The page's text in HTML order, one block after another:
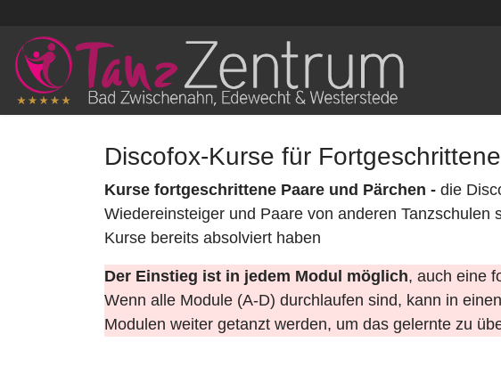
Discofox-Kurse für Fortgeschrittene
Kurse fortgeschrittene Paare und Pärchen - die
Wiedereinsteiger und Paare von anderen Tanzschulen
Kurse bereits absolviert haben
Der Einstieg ist in jedem Modul möglich, auch eine
Wenn alle Module (A-D) durchlaufen sind, kann in
Modulen weiter getanzt werden, um das gelernte zu